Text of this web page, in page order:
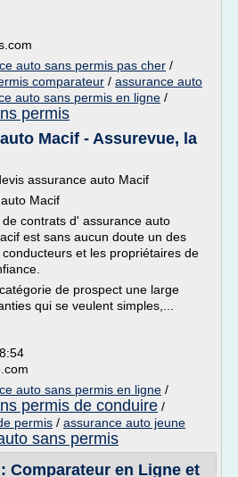
auto sans permis pas cher /
comparateur / assurance auto
auto sans permis en ligne /
permis
Macif - Assurevue, la
assurance auto Macif
Macif
contrats d' assurance auto
est sans aucun doute un des
et les propriétaires de
de prospect une large
qui se veulent simples,...
auto sans permis en ligne /
permis de conduire /
permis / assurance auto jeune
sans permis
Comparateur en Ligne et